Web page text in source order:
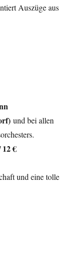
Auszüge aus
und bei allen
12 €
und eine tolle